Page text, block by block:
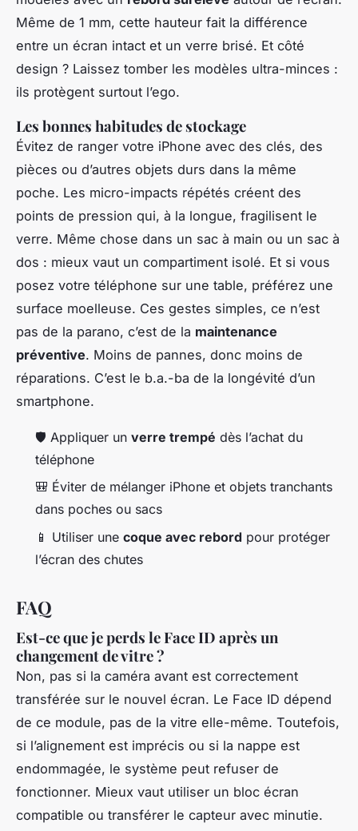
Même de 1 mm, cette hauteur fait la différence
entre un écran intact et un verre brisé. Et côté
design ? Laissez tomber les modèles ultra-minces :
ils protègent surtout l’ego.
Les bonnes habitudes de stockage
Évitez de ranger votre iPhone avec des clés, des
pièces ou d’autres objets durs dans la même
poche. Les micro-impacts répétés créent des
points de pression qui, à la longue, fragilisent le
verre. Même chose dans un sac à main ou un sac à
dos : mieux vaut un compartiment isolé. Et si vous
posez votre téléphone sur une table, préférez une
surface moelleuse. Ces gestes simples, ce n’est
pas de la parano, c’est de la maintenance
préventive. Moins de pannes, donc moins de
réparations. C’est le b.a.-ba de la longévité d’un
smartphone.
🛡️ Appliquer un verre trempé dès l’achat du
téléphone
🎒 Éviter de mélanger iPhone et objets tranchants
dans poches ou sacs
📱 Utiliser une coque avec rebord pour protéger
l’écran des chutes
FAQ
Est-ce que je perds le Face ID après un
changement de vitre ?
Non, pas si la caméra avant est correctement
transférée sur le nouvel écran. Le Face ID dépend
de ce module, pas de la vitre elle-même. Toutefois,
si l’alignement est imprécis ou si la nappe est
endommagée, le système peut refuser de
fonctionner. Mieux vaut utiliser un bloc écran
compatible ou transférer le capteur avec minutie.